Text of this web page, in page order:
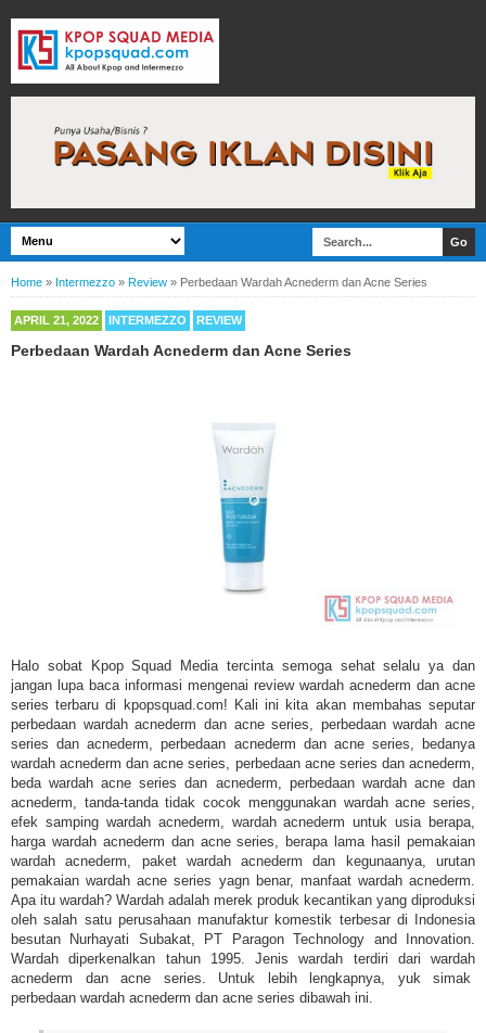
Home » Intermezzo » Review » Perbedaan Wardah Acnederm dan Acne Series
APRIL 21, 2022 INTERMEZZO REVIEW
Perbedaan Wardah Acnederm dan Acne Series
Halo sobat Kpop Squad Media tercinta semoga sehat selalu ya dan
jangan lupa baca informasi mengenai review wardah acnederm dan acne
series terbaru di kpopsquad.com! Kali ini kita akan membahas seputar
perbedaan wardah acnederm dan acne series, perbedaan wardah acne
series dan acnederm, perbedaan acnederm dan acne series, bedanya
wardah acnederm dan acne series, perbedaan acne series dan acnederm,
beda wardah acne series dan acnederm, perbedaan wardah acne dan
acnederm, tanda-tanda tidak cocok menggunakan wardah acne series,
efek samping wardah acnederm, wardah acnederm untuk usia berapa,
harga wardah acnederm dan acne series, berapa lama hasil pemakaian
wardah acnederm, paket wardah acnederm dan kegunaanya, urutan
pemakaian wardah acne series yagn benar, manfaat wardah acnederm.
Apa itu wardah? Wardah adalah merek produk kecantikan yang diproduksi
oleh salah satu perusahaan manufaktur komestik terbesar di Indonesia
besutan Nurhayati Subakat, PT Paragon Technology and Innovation.
Wardah diperkenalkan tahun 1995. Jenis wardah terdiri dari wardah
acnederm dan acne series. Untuk lebih lengkapnya, yuk simak
perbedaan wardah acnederm dan acne series dibawah ini.